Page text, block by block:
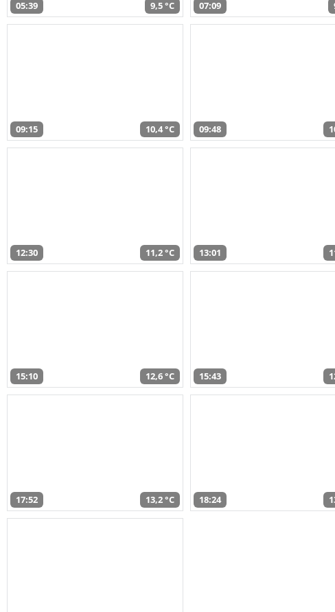
05:39 9,5 °C 07:09
09:15 10,4 °C 09:48
12:30 11,2 °C 13:01
15:10 12,6 °C 15:43
17:52 13,2 °C 18:24